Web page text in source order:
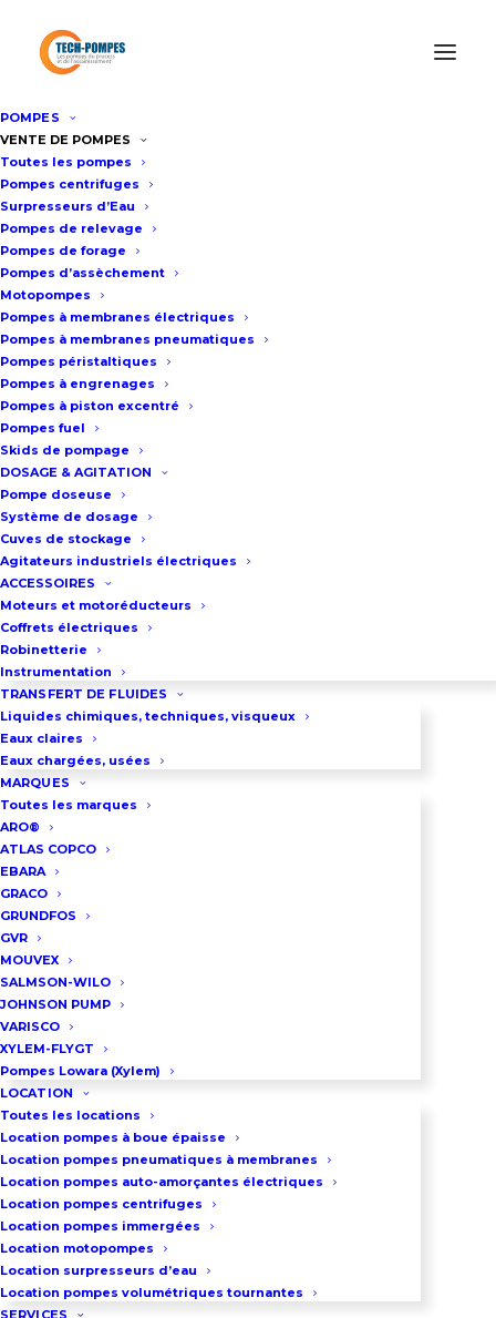
POMPES
VENTE DE POMPES
Toutes les pompes
Pompes centrifuges
Surpresseurs d’Eau
Pompes de relevage
Pompes de forage
Pompes d’assèchement
Motopompes
Pompes à membranes électriques
Pompes à membranes pneumatiques
Pompes péristaltiques
Pompes à engrenages
Pompes à piston excentré
Pompes fuel
Skids de pompage
DOSAGE & AGITATION
Pompe doseuse
Système de dosage
Cuves de stockage
Agitateurs industriels électriques
ACCESSOIRES
Moteurs et motoréducteurs
Coffrets électriques
Robinetterie
Instrumentation
TRANSFERT DE FLUIDES
Liquides chimiques, techniques, visqueux
Eaux claires
Eaux chargées, usées
MARQUES
Toutes les marques
ARO®
ATLAS COPCO
EBARA
GRACO
GRUNDFOS
GVR
MOUVEX
SALMSON-WILO
JOHNSON PUMP
VARISCO
XYLEM-FLYGT
Pompes Lowara (Xylem)
LOCATION
Toutes les locations
Location pompes à boue épaisse
Location pompes pneumatiques à membranes
Location pompes auto-amorçantes électriques
Location pompes centrifuges
Location pompes immergées
Location motopompes
Location surpresseurs d’eau
Location pompes volumétriques tournantes
SERVICES
Accueil
Informations produits
Groupe double MOUVEX de bouclage fuel
GROUPE DOUBLE
BOUCLAGE FUEL
Pompe MOUVEX de bouclage
fuel : Groupes doubles
Les pompes Mouvex de bouclage
fuel sont utilisées pour maintenir
une circulation de fuel
domestique ou fuel lourd dans le
circuit d’alimentation de la pompe
Haute Pression de la chaudière.
Ces pompes de bouclage peuvent
être fournies sous forme de
Composition du groupe double
Les groupes doubles de bouclage
fuel Mouvex sont composés de:
2 pompes de bouclage Mouvex:
AP 150 – AP 300 – ABH – AGH – AFH
1 collecteur d’aspiration
1 collecteur de refoulement
2 Clapets Anti-Retour de
refoulement